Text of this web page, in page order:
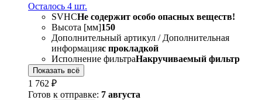
Осталось 4 шт.
SVHCНе содержит особо опасных веществ!
Высота [мм]150
Дополнительный артикул / Дополнительная
информацияс прокладкой
Исполнение фильтраНакручиваемый фильтр
Показать всё
1 762 ₽
Готов к отправке: 7 августа